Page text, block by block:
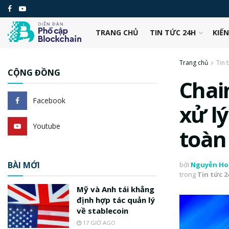
TRANG CHỦ TIN TỨC 24H
Trang chủ Tin
xử
bởi Nguyễn
trong Tin tức
CỘNG ĐỒNG
Facebook
Youtube
BÀI MỚI
Mỹ và Anh tái khẳng
định hợp tác quản lý
về stablecoin
17 GIỜ AGO